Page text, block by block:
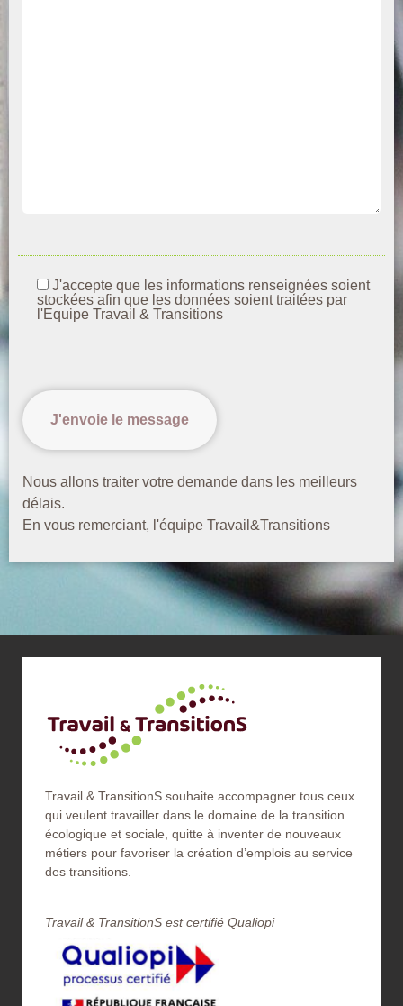
J'accepte que les informations renseignées soient
stockées afin que les données soient traitées par
l'Equipe Travail & Transitions
Nous allons traiter votre demande dans les meilleurs
délais.
En vous remerciant, l'équipe Travail&Transitions
Travail & TransitionS souhaite accompagner tous ceux
qui veulent travailler dans le domaine de la transition
écologique et sociale, quitte à inventer de nouveaux
métiers pour favoriser la création d’emplois au service
des transitions.
Travail & TransitionS est certifié Qualiopi​